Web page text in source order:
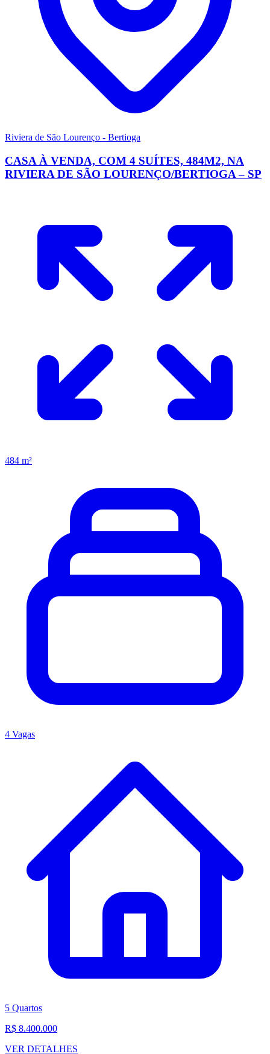
Riviera de São Lourenço - Bertioga
CASA À VENDA, COM 4 SUÍTES, 484M2, NA
RIVIERA DE SÃO LOURENÇO/BERTIOGA – SP
484 m²
4 Vagas
5 Quartos
R$ 8.400.000
VER DETALHES